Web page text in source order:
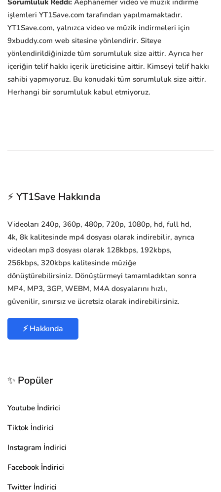
Sorumluluk Reddi: Aephanemer video ve müzik indirme
işlemleri YT1Save.com tarafından yapılmamaktadır.
YT1Save.com, yalnızca video ve müzik indirmeleri için
9xbuddy.com web sitesine yönlendirir. Siteye
yönlendirildiğinizde tüm sorumluluk size aittir. Ayrıca her
içeriğin telif hakkı içerik üreticisine aittir. Kimseyi telif hakkı
sahibi yapmıyoruz. Bu konudaki tüm sorumluluk size aittir.
Herhangi bir sorumluluk kabul etmiyoruz.
⚡ YT1Save Hakkında
Videoları 240p, 360p, 480p, 720p, 1080p, hd, full hd,
4k, 8k kalitesinde mp4 dosyası olarak indirebilir, ayrıca
videoları mp3 dosyası olarak 128kbps, 192kbps,
256kbps, 320kbps kalitesinde müziğe
dönüştürebilirsiniz. Dönüştürmeyi tamamladıktan sonra
MP4, MP3, 3GP, WEBM, M4A dosyalarını hızlı,
güvenilir, sınırsız ve ücretsiz olarak indirebilirsiniz.
⚡ Hakkında
✨ Popüler
Youtube İndirici
Tiktok İndirici
Instagram İndirici
Facebook İndirici
Twitter İndirici